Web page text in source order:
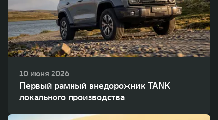
10 июня 2026
Первый рамный внедорожник TANK
локального производства